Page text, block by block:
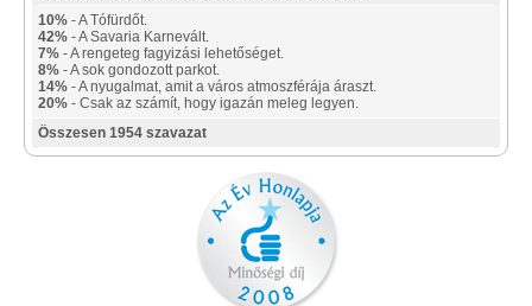
10% - A Tófürdőt.
42% - A Savaria Karnevált.
7% - A rengeteg fagyizási lehetőséget.
8% - A sok gondozott parkot.
14% - A nyugalmat, amit a város atmoszférája áraszt.
20% - Csak az számít, hogy igazán meleg legyen.
Összesen 1954 szavazat